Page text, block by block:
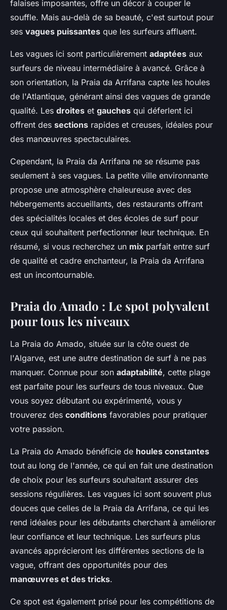
falaises imposantes, offre un décor à couper le
souffle. Mais au-delà de sa beauté, c'est surtout pour
ses vagues puissantes que les surfeurs affluent.
Les vagues ici sont particulièrement adaptées aux
surfeurs de niveau intermédiaire à avancé. Grâce à
son orientation, la Praia da Arrifana capte les houles
de l'Atlantique, générant ainsi des vagues de grande
qualité. Les droites et gauches qui déferlent ici
offrent des sections rapides et creuses, idéales pour
des manœuvres spectaculaires.
Cependant, la Praia da Arrifana ne se résume pas
seulement à ses vagues. La petite ville environnante
propose une atmosphère chaleureuse avec des
hébergements accueillants, des restaurants offrant
des spécialités locales et des écoles de surf pour
ceux qui souhaitent perfectionner leur technique. En
résumé, si vous recherchez un mix parfait entre surf
de qualité et cadre enchanteur, la Praia da Arrifana
est un incontournable.
Praia do Amado : Le spot polyvalent
pour tous les niveaux
La Praia do Amado, située sur la côte ouest de
l'Algarve, est une autre destination de surf à ne pas
manquer. Connue pour son adaptabilité, cette plage
est parfaite pour les surfeurs de tous niveaux. Que
vous soyez débutant ou expérimenté, vous y
trouverez des conditions favorables pour pratiquer
votre passion.
La Praia do Amado bénéficie de houles constantes
tout au long de l'année, ce qui en fait une destination
de choix pour les surfeurs souhaitant assurer des
sessions régulières. Les vagues ici sont souvent plus
douces que celles de la Praia da Arrifana, ce qui les
rend idéales pour les débutants cherchant à améliorer
leur confiance et leur technique. Les surfeurs plus
avancés apprécieront les différentes sections de la
vague, offrant des opportunités pour des
manœuvres et des tricks.
Ce spot est également prisé pour les compétitions de